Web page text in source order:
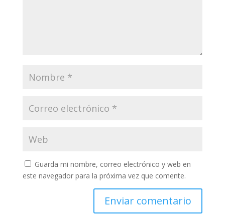
Guarda mi nombre, correo electrónico y web en
este navegador para la próxima vez que comente.